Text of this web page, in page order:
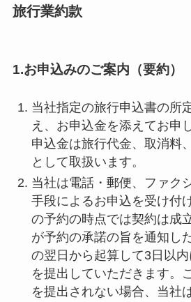
旅行業約款
1.お申込みのご案内（要約）
当社指定の旅行申込書の所
え、お申込金を添えてお申
申込金は旅行代金、取消料
として取扱います。
当社は電話・郵便、ファク
手段によるお申込を受け付
の予約の時点では契約は成
が予約の承諾の旨を通知し
の翌日から起算して3日以
を提出していただきます。
を提出されない場合、当社